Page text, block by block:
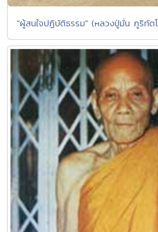
"ผู้สนใจปฏิบัติธรรม" (หลวงปู่มั่น ภูริทัต